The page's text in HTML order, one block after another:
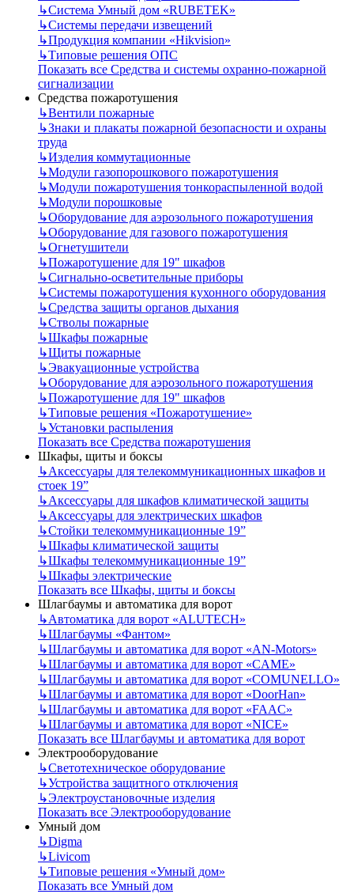
↳Система Умный дом «RUBETEK»
↳Системы передачи извещений
↳Продукция компании «Hikvision»
↳Типовые решения ОПС
Показать все Средства и системы охранно-пожарной
сигнализации
Средства пожаротушения
↳Вентили пожарные
↳Знаки и плакаты пожарной безопасности и охраны
труда
↳Изделия коммутационные
↳Модули газопорошкового пожаротушения
↳Модули пожаротушения тонкораспыленной водой
↳Модули порошковые
↳Оборудование для аэрозольного пожаротушения
↳Оборудование для газового пожаротушения
↳Огнетушители
↳Пожаротушение для 19" шкафов
↳Сигнально-осветительные приборы
↳Системы пожаротушения кухонного оборудования
↳Средства защиты органов дыхания
↳Стволы пожарные
↳Шкафы пожарные
↳Щиты пожарные
↳Эвакуационные устройства
↳Оборудование для аэрозольного пожаротушения
↳Пожаротушение для 19" шкафов
↳Типовые решения «Пожаротушение»
↳Установки распыления
Показать все Средства пожаротушения
Шкафы, щиты и боксы
↳Аксессуары для телекоммуникационных шкафов и
стоек 19”
↳Аксессуары для шкафов климатической защиты
↳Аксессуары для электрических шкафов
↳Стойки телекоммуникационные 19”
↳Шкафы климатической защиты
↳Шкафы телекоммуникационные 19”
↳Шкафы электрические
Показать все Шкафы, щиты и боксы
Шлагбаумы и автоматика для ворот
↳Автоматика для ворот «ALUTECH»
↳Шлагбаумы «Фантом»
↳Шлагбаумы и автоматика для ворот «AN-Motors»
↳Шлагбаумы и автоматика для ворот «CAME»
↳Шлагбаумы и автоматика для ворот «COMUNELLO»
↳Шлагбаумы и автоматика для ворот «DoorHan»
↳Шлагбаумы и автоматика для ворот «FAAC»
↳Шлагбаумы и автоматика для ворот «NICE»
Показать все Шлагбаумы и автоматика для ворот
Электрооборудование
↳Светотехническое оборудование
↳Устройства защитного отключения
↳Электроустановочные изделия
Показать все Электрооборудование
Умный дом
↳Digma
↳Livicom
↳Типовые решения «Умный дом»
Показать все Умный дом